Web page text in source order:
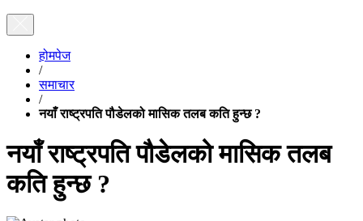
होमपेज
/
समाचार
/
नयाँ राष्ट्रपति पौडेलको मासिक तलब कति हुन्छ ?
नयाँ राष्ट्रपति पौडेलको मासिक तलब
कति हुन्छ ?